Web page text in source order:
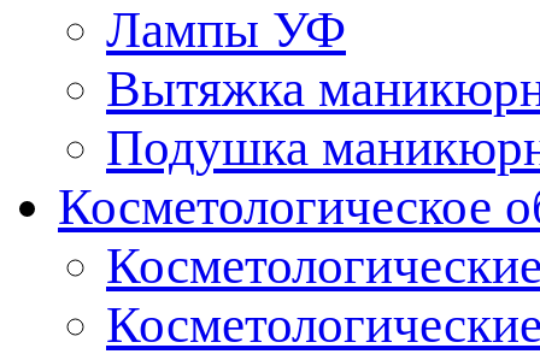
Лампы УФ
Вытяжка
Подушка
Косметологическое